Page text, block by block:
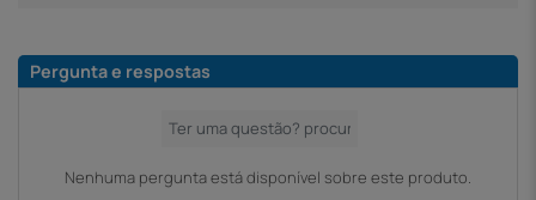
Pergunta e respostas
Nenhuma pergunta está disponível sobre este produto.